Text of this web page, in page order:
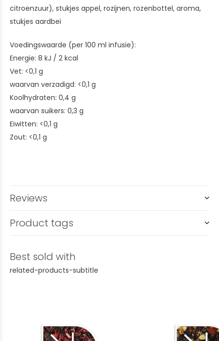
citroenzuur), stukjes appel, rozijnen, rozenbottel, aroma,
stukjes aardbei
Voedingswaarde (per 100 ml infusie):
Energie: 8 kJ / 2 kcal
Vet: <0,1 g
waarvan verzadigd: <0,1 g
Koolhydraten: 0,4 g
waarvan suikers: 0,3 g
Eiwitten: <0,1 g
Zout: <0,1 g
Reviews
Product tags
Best sold with
related-products-subtitle